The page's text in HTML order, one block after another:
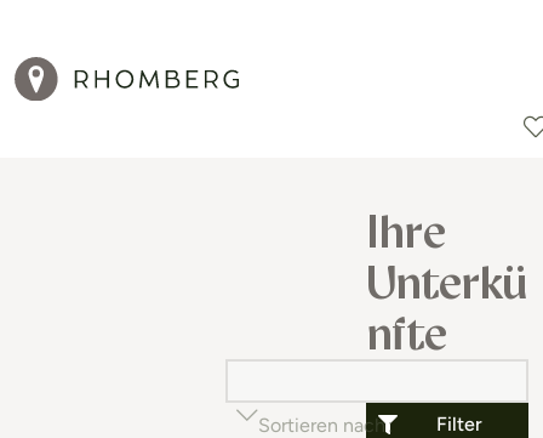
ReiseartenIhre
Unterkü
nfte
Filter
Sortieren nach Beliebtheit